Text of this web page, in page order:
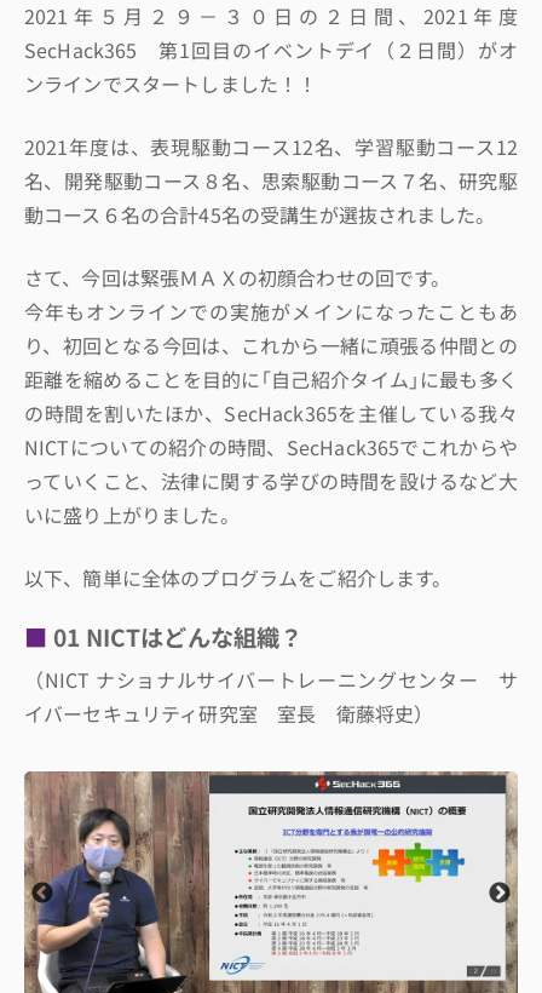
2021年５月２９－３０日の２日間、2021年度
SecHack365 第1回目のイベントデイ（２日間）がオ
ンラインでスタートしました！！
2021年度は、表現駆動コース12名、学習駆動コース12
名、開発駆動コース８名、思索駆動コース７名、研究駆
動コース６名の合計45名の受講生が選抜されました。
さて、今回は緊張ＭＡＸの初顔合わせの回です。
今年もオンラインでの実施がメインになったこともあ
り、初回となる今回は、これから一緒に頑張る仲間との
距離を縮めることを目的に｢自己紹介タイム｣に最も多く
の時間を割いたほか、SecHack365を主催している我々
NICTについての紹介の時間、SecHack365でこれからや
っていくこと、法律に関する学びの時間を設けるなど大
いに盛り上がりました。
以下、簡単に全体のプログラムをご紹介します。
01 NICTはどんな組織？
（NICT ナショナルサイバートレーニングセンター サ
イバーセキュリティ研究室 室長 衛藤将史）